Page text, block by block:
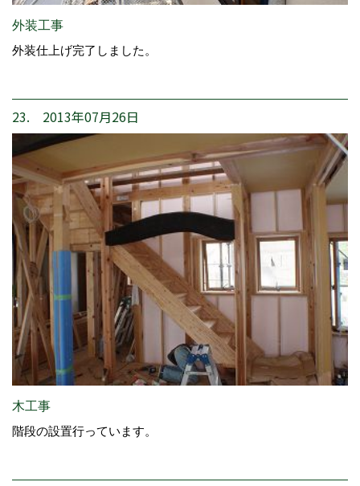
外装工事
外装仕上げ完了しました。
23. 2013年07月26日
木工事
階段の設置行っています。